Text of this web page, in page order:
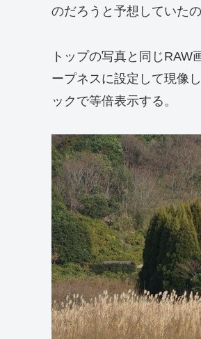
のだろうと予想していた
トップの写真と同じ
ープネスに設定して現像
ックで等倍表示する。